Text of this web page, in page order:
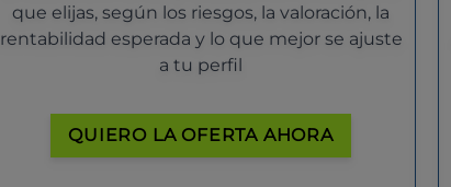
que elijas, según los riesgos, la valoración, la
rentabilidad esperada y lo que mejor se ajuste
a tu perfil
QUIERO LA OFERTA AHORA